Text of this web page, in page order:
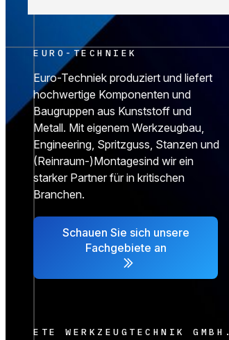
EURO-TECHNIEK
Euro-Techniek produziert und liefert
hochwertige Komponenten und
Baugruppen aus Kunststoff und
Metall. Mit eigenem Werkzeugbau,
Engineering, Spritzguss, Stanzen und
(Reinraum-)Montagesind wir ein
starker Partner für in kritischen
Branchen.
Schauen Sie sich unsere
Fachgebiete an
ETE WERKZEUGTECHNIK GMBH.